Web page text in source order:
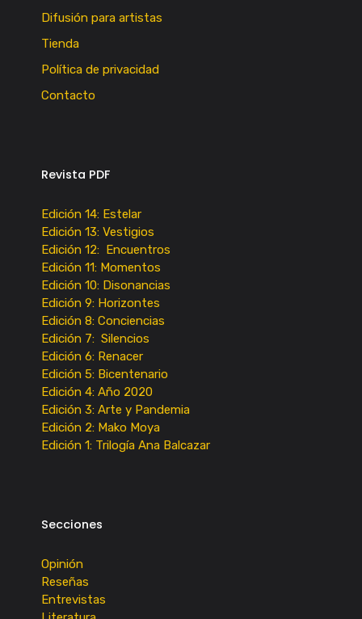
Difusión para artistas
Tienda
Política de privacidad
Contacto
Revista PDF
Edición 14: Estelar
Edición 13: Vestigios
Edición 12: Encuentros
Edición 11: Momentos
Edición 10: Disonancias
Edición 9: Horizontes
Edición 8: Conciencias
Edición 7: Silencios
Edición 6: Renacer
Edición 5: Bicentenario
Edición 4: Año 2020
Edición 3: Arte y Pandemia
Edición 2: Mako Moya
Edición 1: Trilogía Ana Balcazar
Secciones
Opinión
Reseñas
Entrevistas